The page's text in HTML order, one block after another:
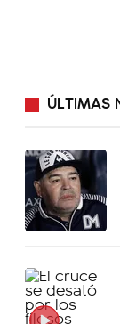
ÚLTIMAS